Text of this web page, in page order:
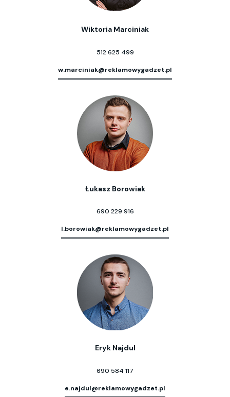
Wiktoria Marciniak
512 625 499
w.marciniak@reklamowygadzet.pl
Łukasz Borowiak
690 229 916
l.borowiak@reklamowygadzet.pl
Eryk Najdul
690 584 117
e.najdul@reklamowygadzet.pl